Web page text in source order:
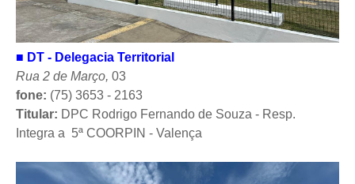
■ DT - Delegacia Territorial
Rua 2 de Março, 03
fone: (75) 3653 - 2163
Titular: DPC Rodrigo Fernando de Souza - Resp.
Integra a 5ª COORPIN - Valença